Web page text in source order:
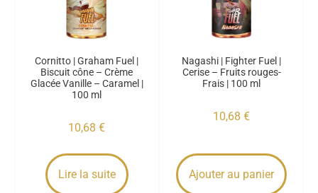
Cornitto | Graham Fuel |
Biscuit cône – Crème
Glacée Vanille – Caramel |
100 ml
10,68 €
Lire la suite
Nagashi | Fighter Fuel |
Cerise – Fruits rouges-
Frais | 100 ml
10,68 €
Ajouter au panier